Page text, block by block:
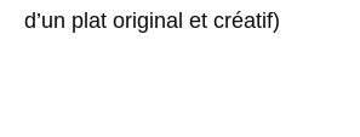
d’un plat original et créatif)